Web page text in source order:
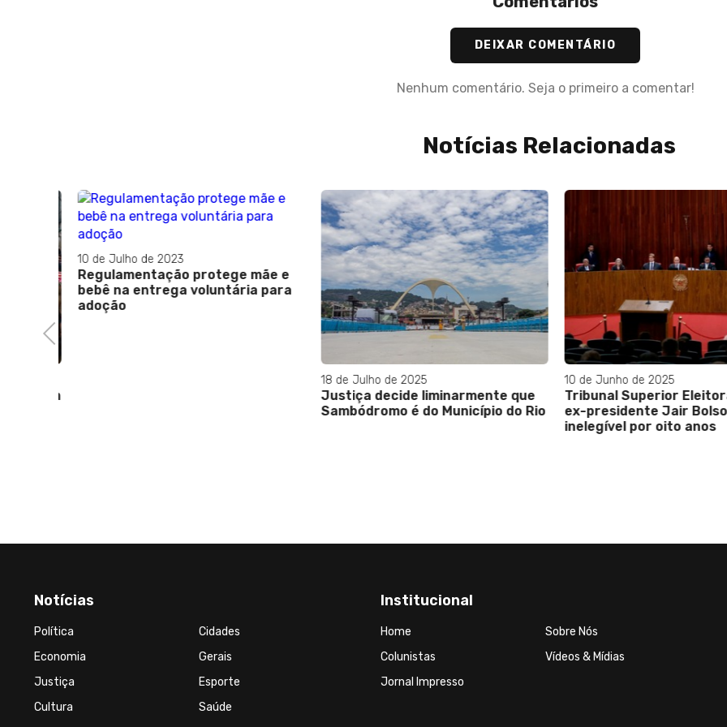
DEIXAR COMENTÁRIO
Nenhum comentário. Seja o primeiro a comentar!
Notícias Relacionadas
Previous
10 de Julho de 2023
Regulamentação protege mãe e
bebê na entrega voluntária para
adoção
18 de Julho de 2025
Justiça decide liminarmente que
Sambódromo é do Município do Rio
10 de Junho de 2025
Tribunal Superior
ex-presidente Jair
inelegível por oito anos
Notícias
Política
Cidades
Economia
Gerais
Justiça
Esporte
Cultura
Saúde
Institucional
Home
Sobre Nós
Colunistas
Vídeos & Mídias
Jornal Impresso